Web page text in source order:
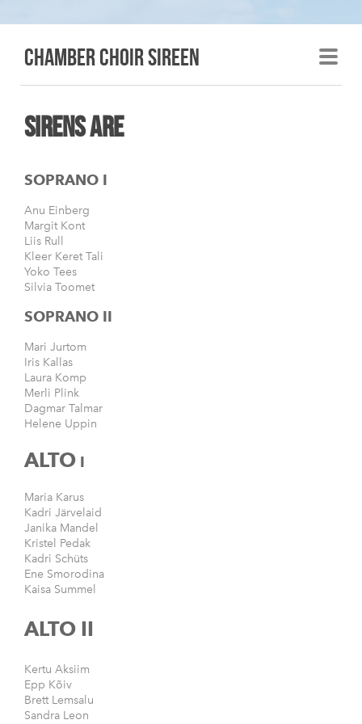
Chamber choir sireen
Sirens are
SOPRANO I
Anu Einberg
Margit Kont
Liis Rull
Kleer Keret Tali
Yoko Tees
Silvia Toomet
SOPRANO II
Mari Jurtom
Iris Kallas
Laura Komp
Merli Plink
Dagmar Talmar
Helene Uppin
ALTO I
Maria Karus
Kadri Järvelaid
Janika Mandel
Kristel Pedak
Kadri Schüts
Ene Smorodina
Kaisa Summel
ALTO II
Kertu Aksiim
Epp Kõiv
Brett Lemsalu
Sandra Leon